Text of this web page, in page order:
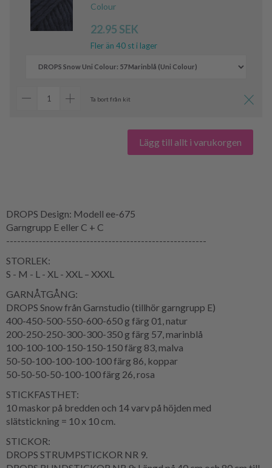
Colour
22.95 SEK
Fler än 40 st i lager
Ta bort från kit
Lägg till allt i varukorgen
DROPS Design: Modell ee-675
Garngrupp E eller C + C
-------------------------------------------------------
STORLEK:
S - M - L - XL - XXL – XXXL
GARNÅTGÅNG:
DROPS Snow från Garnstudio (tillhör garngrupp E)
400-450-500-550-600-650 g färg 01, natur
200-250-250-300-300-350 g färg 57, marinblå
100-100-100-150-150-150 färg 83, malva
50-50-100-100-100-100 färg 86, koppar
50-50-50-50-100-100 färg 26, rosa
STICKFASTHET:
10 maskor på bredden och 14 varv på höjden med
slätstickning = 10 x 10 cm.
STICKOR:
DROPS STRUMPSTICKOR NR 9.